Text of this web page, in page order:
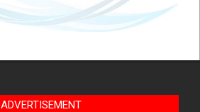
ADVERTISEMENT